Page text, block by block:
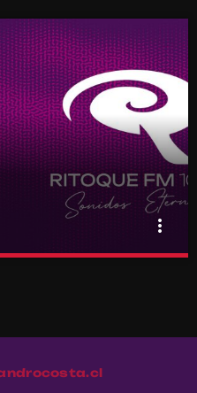
more_vert